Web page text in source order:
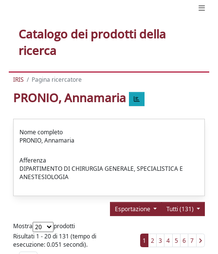
Catalogo dei prodotti della
ricerca
IRIS Pagina ricercatore
PRONIO, Annamaria
Nome completo
PRONIO, Annamaria
Afferenza
DIPARTIMENTO DI CHIRURGIA GENERALE, SPECIALISTICA E
ANESTESIOLOGIA
Tutti (131)
Esportazione
Mostra
prodotti
Risultati 1 - 20 di 131 (tempo di
esecuzione: 0.051 secondi).
1 2 3 4 5 6 7